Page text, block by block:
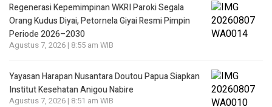
Regenerasi Kepemimpinan WKRI Paroki Segala
Orang Kudus Diyai, Petornela Giyai Resmi Pimpin
Periode 2026–2030
Agustus 7, 2026 | 8:55 am WIB
Yayasan Harapan Nusantara Doutou Papua Siapkan
Institut Kesehatan Anigou Nabire
Agustus 7, 2026 | 8:51 am WIB